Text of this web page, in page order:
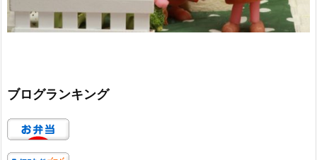
ブログランキング